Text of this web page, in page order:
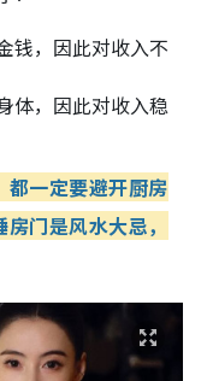
钱，因此对收入不
体，因此对收入稳
都一定要避开厨房
门是风水大忌，